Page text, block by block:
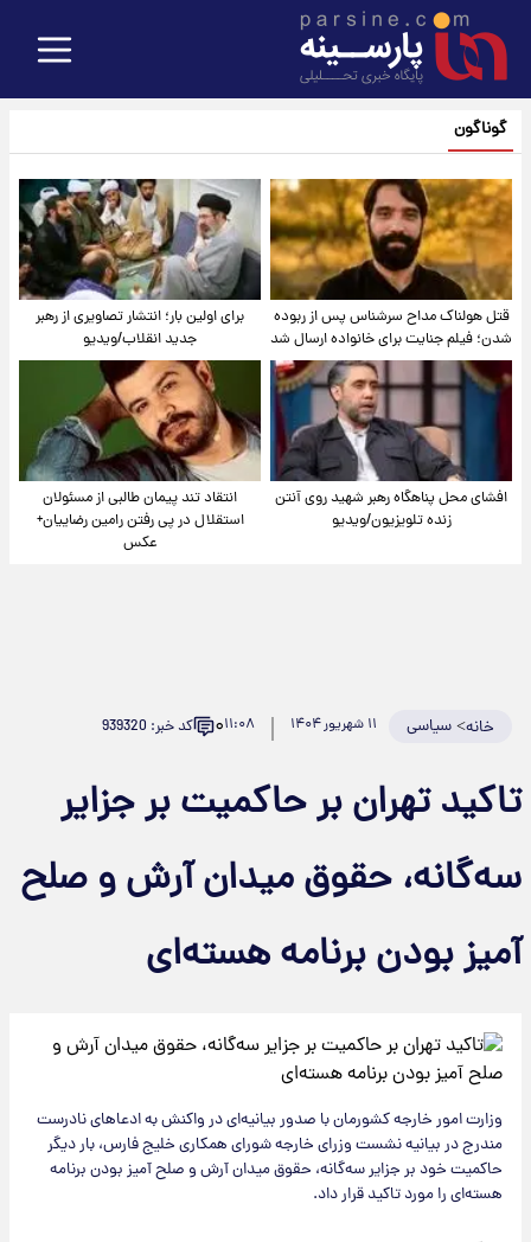
گوناگون
قتل هولناک مداح سرشناس پس از ربوده
شدن؛ فیلم جنایت برای خانواده ارسال شد
برای اولین بار؛ انتشار تصاویری از رهبر
جدید انقلاب/ویدیو
افشای محل پناهگاه‌ رهبر شهید روی آنتن
زنده تلویزیون/ویدیو
انتقاد تند پیمان طالبی از مسئولان
استقلال در پی رفتن رامین رضاییان+
عکس
خانه>سیاسی ۱۱ شهریور ۱۴۰۴ ۱۱:۰۸۰ کد خبر: 939320
تاکید تهران بر حاکمیت بر جزایر
سه‌گانه، حقوق میدان آرش و صلح
آمیز بودن برنامه هسته‌ای
وزارت امور خارجه کشورمان با صدور بیانیه‌ای در واکنش به ادعاهای نادرست
مندرج در بیانیه نشست وزرای خارجه شورای همکاری خلیج فارس، بار دیگر
حاکمیت خود بر جزایر سه‌گانه، حقوق میدان آرش و صلح آمیز بودن برنامه
هسته‌ای را مورد تاکید قرار داد.